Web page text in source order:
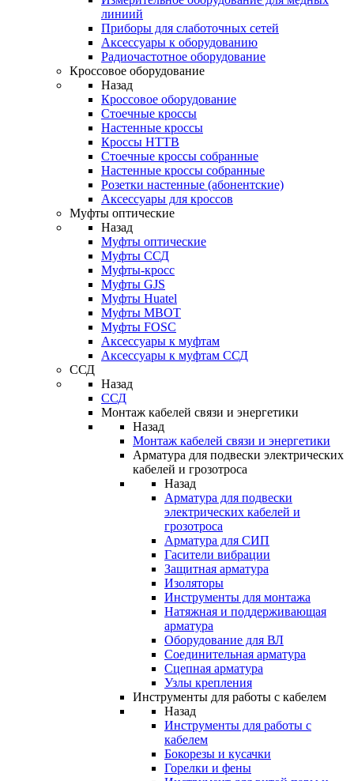
линиий
Приборы для слаботочных сетей
Аксессуары к оборудованию
Радиочастотное оборудование
Кроссовое оборудование
Назад
Кроссовое оборудование
Стоечные кроссы
Настенные кроссы
Кроссы HTTB
Стоечные кроссы собранные
Настенные кроссы собранные
Розетки настенные (абонентские)
Аксессуары для кроссов
Муфты оптические
Назад
Муфты оптические
Муфты ССД
Муфты-кросс
Муфты GJS
Муфты Huatel
Муфты МВОТ
Муфты FOSC
Аксессуары к муфтам
Аксессуары к муфтам ССД
ССД
Назад
ССД
Монтаж кабелей связи и энергетики
Назад
Монтаж кабелей связи и энергетики
Арматура для подвески электрических
кабелей и грозотроса
Назад
Арматура для подвески
электрических кабелей и
грозотроса
Арматура для СИП
Гасители вибрации
Защитная арматура
Изоляторы
Инструменты для монтажа
Натяжная и поддерживающая
арматура
Оборудование для ВЛ
Соединительная арматура
Сцепная арматура
Узлы крепления
Инструменты для работы с кабелем
Назад
Инструменты для работы с
кабелем
Бокорезы и кусачки
Горелки и фены